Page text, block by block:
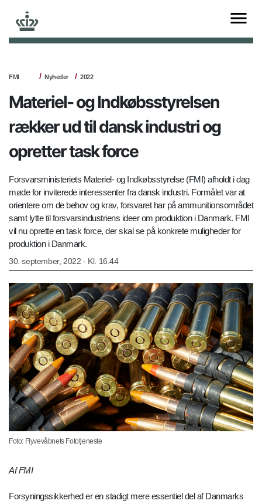
FMI Nyheder 2022
Materiel- og Indkøbsstyrelsen
rækker ud til dansk industri og
opretter task force
Forsvarsministeriets Materiel- og Indkøbsstyrelse (FMI) afholdt i dag
møde for inviterede interessenter fra dansk industri. Formålet var at
orientere om de behov og krav, forsvaret har på ammunitionsområdet
samt lytte til forsvarsindustriens ideer om produktion i Danmark. FMI
vil nu oprette en task force, der skal se på konkrete muligheder for
produktion i Danmark.
30. september, 2022 - Kl. 16.44
Foto: Flyvevåbnets Fototjeneste
Af FMI
Forsyningssikkerhed er en stadigt mere essentiel del af Danmarks